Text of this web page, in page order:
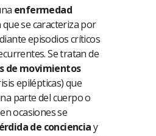
enfermedad
que se caracteriza por
episodios críticos
Se tratan de
de movimientos
epilépticas) que
parte del cuerpo o
ocasiones se
de concienciay